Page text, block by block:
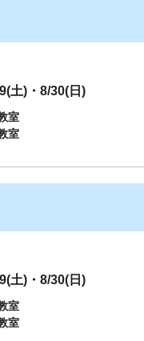
土)・8/30(日)
室
室
土)・8/30(日)
室
室